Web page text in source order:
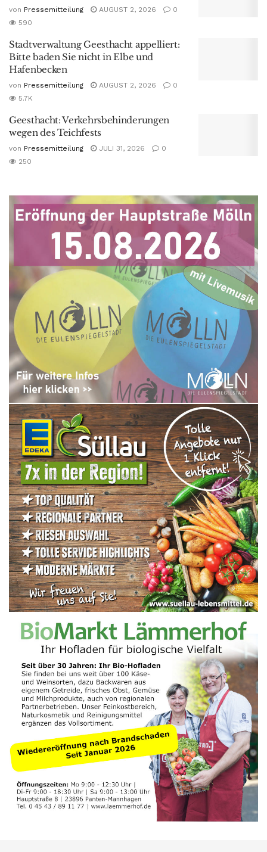
von Pressemitteilung AUGUST 2, 2026
0
590
Stadtverwaltung Geesthacht appelliert:
Bitte baden Sie nicht in Elbe und
Hafenbecken
von Pressemitteilung AUGUST 2, 2026
0
5.7K
Geesthacht: Verkehrsbehinderungen
wegen des Teichfests
von Pressemitteilung JULI 31, 2026
0
250